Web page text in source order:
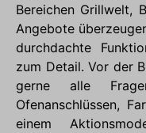
Bereichen Grillwelt,
Angebote
durchdachte
zum Detail. Vor der
gerne alle
Ofenanschlüssen,
einem